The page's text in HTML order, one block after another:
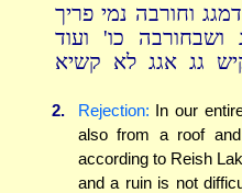
וחורבה נמי פריך
כו' ועוד
גג אגג לא קשיא
2. Rejection: In our
also from a roof
according to Reish
and a ruin is not